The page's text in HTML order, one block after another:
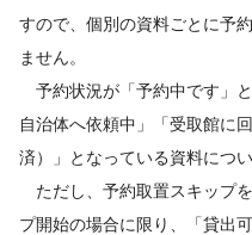
すので、個別の資料ごとに予
ません。
予約状況が「予約中です」
自治体へ依頼中」「受取館に
済）」となっている資料につ
ただし、予約取置スキップ
プ開始の場合に限り、「貸出